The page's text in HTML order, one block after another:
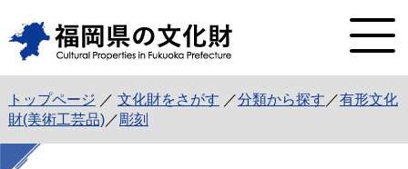
トップページ ／ 文化財をさがす ／分類から探す ／有形文化
財(美術工芸品)／彫刻